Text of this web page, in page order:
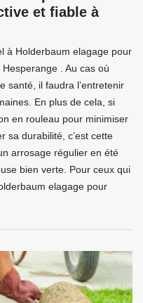
et fiable à
à Holderbaum elagage pour
. Au cas où
santé, il faudra l’entretenir
En plus de cela, si
en rouleau pour minimiser
sa durabilité, c’est cette
arrosage régulier en été
bien verte. Pour ceux qui
elagage pour